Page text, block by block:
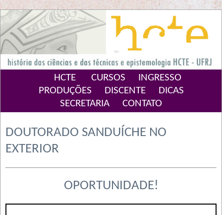
HCTE CURSOS
INGRESSO
PRODUÇÕES
DISCENTE
DICAS
SECRETARIA
CONTATO
DOUTORADO SANDUÍCHE NO
EXTERIOR
OPORTUNIDADE!